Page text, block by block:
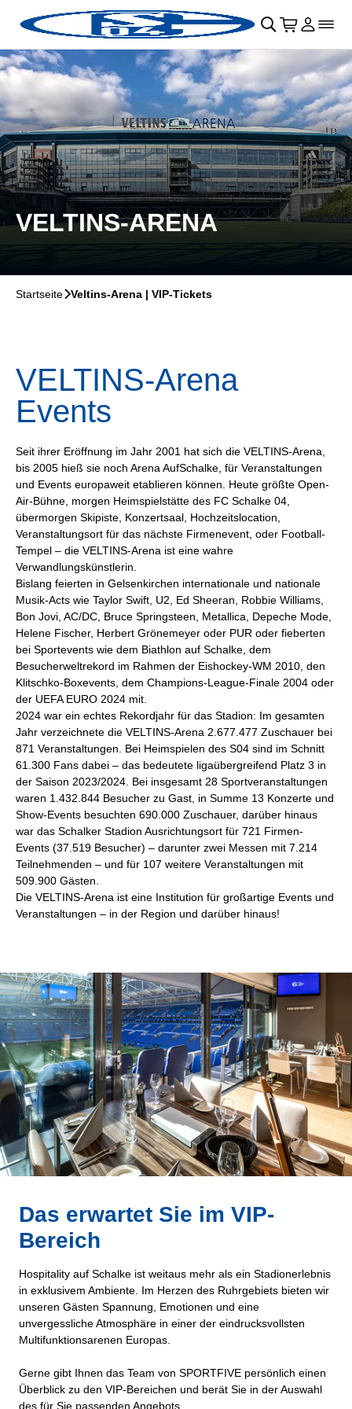
Navigation überspringen􀄫
􀊫 􀍩 Login
􀉩􀌇
VELTINS-ARENA
Startseite􀆊Veltins-Arena | VIP-Tickets
VELTINS-Arena
Events
Seit ihrer Eröffnung im Jahr 2001 hat sich die VELTINS-Arena,
bis 2005 hieß sie noch Arena AufSchalke, für Veranstaltungen
und Events europaweit etablieren können. Heute größte Open-
Air-Bühne, morgen Heimspielstätte des FC Schalke 04,
übermorgen Skipiste, Konzertsaal, Hochzeitslocation,
Veranstaltungsort für das nächste Firmenevent, oder Football-
Tempel – die VELTINS-Arena ist eine wahre
Verwandlungskünstlerin.
Bislang feierten in Gelsenkirchen internationale und nationale
Musik-Acts wie Taylor Swift, U2, Ed Sheeran, Robbie Williams,
Bon Jovi, AC/DC, Bruce Springsteen, Metallica, Depeche Mode,
Helene Fischer, Herbert Grönemeyer oder PUR oder fieberten
bei Sportevents wie dem Biathlon auf Schalke, dem
Besucherweltrekord im Rahmen der Eishockey-WM 2010, den
Klitschko-Boxevents, dem Champions-League-Finale 2004 oder
der UEFA EURO 2024 mit.
2024 war ein echtes Rekordjahr für das Stadion: Im gesamten
Jahr verzeichnete die VELTINS-Arena 2.677.477 Zuschauer bei
871 Veranstaltungen. Bei Heimspielen des S04 sind im Schnitt
61.300 Fans dabei – das bedeutete ligaübergreifend Platz 3 in
der Saison 2023/2024. Bei insgesamt 28 Sportveranstaltungen
waren 1.432.844 Besucher zu Gast, in Summe 13 Konzerte und
Show-Events besuchten 690.000 Zuschauer, darüber hinaus
war das Schalker Stadion Ausrichtungsort für 721 Firmen-
Events (37.519 Besucher) – darunter zwei Messen mit 7.214
Teilnehmenden – und für 107 weitere Veranstaltungen mit
509.900 Gästen.
Die VELTINS-Arena ist eine Institution für großartige Events und
Veranstaltungen – in der Region und darüber hinaus!
Das erwartet Sie im VIP-
Bereich
Hospitality auf Schalke ist weitaus mehr als ein Stadionerlebnis
in exklusivem Ambiente. Im Herzen des Ruhrgebiets bieten wir
unseren Gästen Spannung, Emotionen und eine
unvergessliche Atmosphäre in einer der eindrucksvollsten
Multifunktionsarenen Europas.
Gerne gibt Ihnen das Team von SPORTFIVE persönlich einen
Überblick zu den VIP-Bereichen und berät Sie in der Auswahl
des für Sie passenden Angebots.